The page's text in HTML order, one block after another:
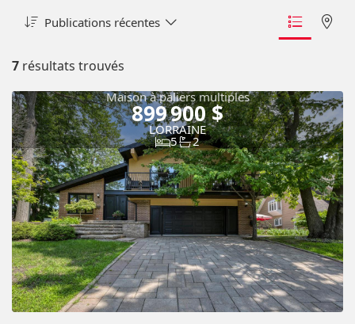
Publications récentes
7 résultats trouvés
Maison à paliers multiples
899 900 $
LORRAINE
5 2